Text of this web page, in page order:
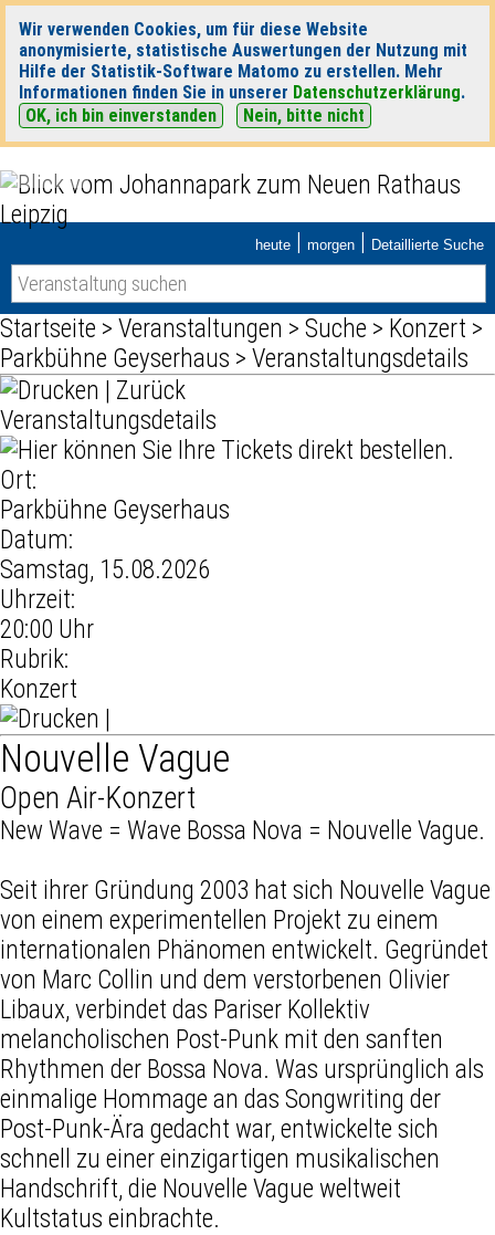
Wir verwenden Cookies, um für diese Website
anonymisierte, statistische Auswertungen der Nutzung mit
Hilfe der Statistik-Software Matomo zu erstellen. Mehr
Informationen finden Sie in unserer Datenschutzerklärung.
OK, ich bin einverstanden
Nein, bitte nicht
heute | morgen | Detaillierte Suche
Startseite > Veranstaltungen > Suche > Konzert >
Parkbühne Geyserhaus > Veranstaltungsdetails
Zurück
Veranstaltungsdetails
Ort:
Parkbühne Geyserhaus
Datum:
Samstag, 15.08.2026
Uhrzeit:
20:00 Uhr
Rubrik:
Konzert
Nouvelle Vague
Open Air-Konzert
New Wave = Wave Bossa Nova = Nouvelle Vague.
Seit ihrer Gründung 2003 hat sich Nouvelle Vague
von einem experimentellen Projekt zu einem
internationalen Phänomen entwickelt. Gegründet
von Marc Collin und dem verstorbenen Olivier
Libaux, verbindet das Pariser Kollektiv
melancholischen Post-Punk mit den sanften
Rhythmen der Bossa Nova. Was ursprünglich als
einmalige Hommage an das Songwriting der
Post-Punk-Ära gedacht war, entwickelte sich
schnell zu einer einzigartigen musikalischen
Handschrift, die Nouvelle Vague weltweit
Kultstatus einbrachte.